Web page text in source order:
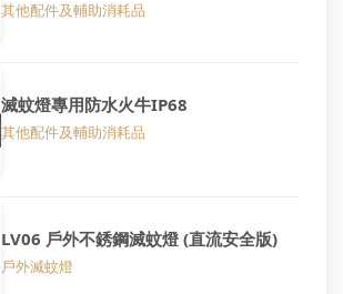
其他配件及輔助消耗品
滅蚊燈專用防水火牛IP68
其他配件及輔助消耗品
LV06 戶外不銹鋼滅蚊燈 (直流安全版)
戶外滅蚊燈